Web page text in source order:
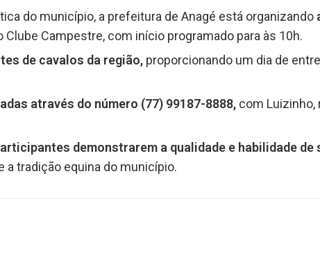
do município, a prefeitura de Anagé está organizando
Campestre, com início programado para às 10h.
de cavalos da região, proporcionando um dia de
através do número (77) 99187-8888, com Luizinho,
demonstrarem a qualidade e habilidade de
tradição equina do município.